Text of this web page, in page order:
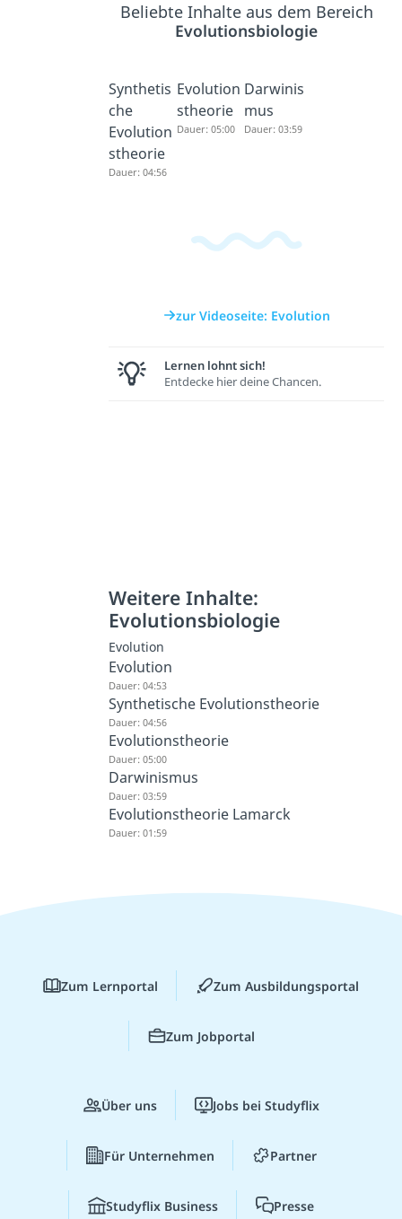
Beliebte Inhalte aus dem Bereich
Evolutionsbiologie
Synthetis
che
Evolution
stheorie
Dauer: 04:56
Evolution
stheorie
Dauer: 05:00
Darwinis
mus
Dauer: 03:59
zur Videoseite: Evolution
Lernen lohnt sich!
Entdecke hier deine Chancen.
Weitere Inhalte:
Evolutionsbiologie
Evolution
Evolution
Dauer: 04:53
Synthetische Evolutionstheorie
Dauer: 04:56
Evolutionstheorie
Dauer: 05:00
Darwinismus
Dauer: 03:59
Evolutionstheorie Lamarck
Dauer: 01:59
Zum Lernportal Zum Ausbildungsportal
Zum Jobportal
Über uns Jobs bei Studyflix
Für Unternehmen Partner
Studyflix Business Presse